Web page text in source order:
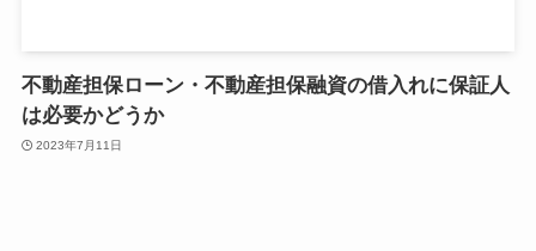
不動産担保ローン・不動産担保融資の借入れに保証人
は必要かどうか
2023年7月11日